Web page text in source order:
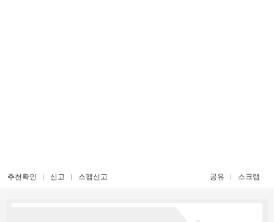
추천확인 신고 스팸신고 공유 스크랩